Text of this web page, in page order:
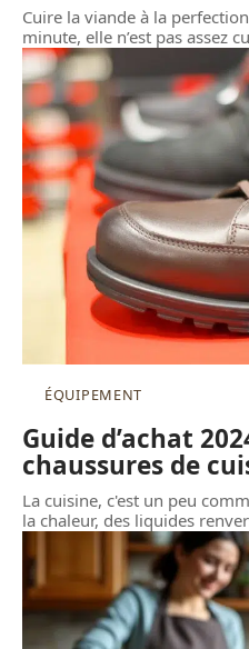
Cuire la viande à la
minute, elle n’est pas assez
ÉQUIPEMENT
Guide d’achat
chaussures de
La cuisine, c'est un peu
la chaleur, des liquides